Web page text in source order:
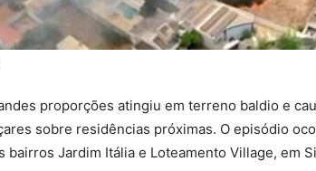
proporções atingiu em terreno baldio e
sobre residências próximas. O episódio
bairros Jardim Itália e Loteamento Village, em